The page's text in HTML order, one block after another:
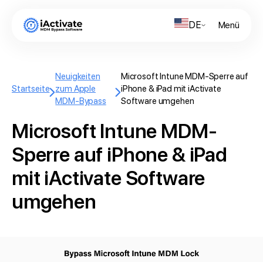
DE Menü
Startseite
Neuigkeiten
zum Apple
MDM-Bypass
Microsoft Intune MDM-Sperre auf
iPhone & iPad mit iActivate
Software umgehen
Microsoft Intune MDM-
Sperre auf iPhone & iPad
mit iActivate Software
umgehen